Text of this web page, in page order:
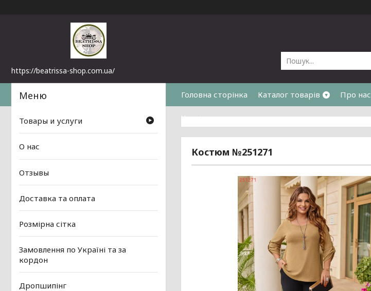
https://beatrissa-shop.com.ua/
Головна сторінка Каталог товарів Про нас
Часті питання
Костюм №251271
Товары и услуги
О нас
Отзывы
Доставка та оплата
Розмірна сітка
Замовлення по Україні та за
кордон
Дропшипінг